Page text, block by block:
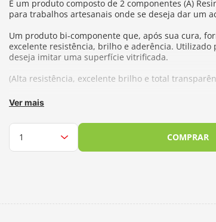
É um produto composto de 2 componentes (A)
para trabalhos artesanais onde se deseja dar um
Um produto bi-componente que, após sua cura,
excelente resistência, brilho e aderência. Utilizado
deseja imitar uma superfície vitrificada.
(Alta resistência, excelente brilho e total
Aplicações
Pode ser aplicado em metal, madeira, vidro,
tecidos, peças em biscuit, superfícies pintadas ou
substratos flexíveis.
Ver mais
COMPRAR